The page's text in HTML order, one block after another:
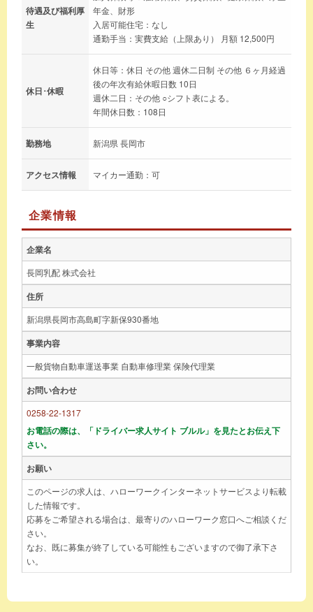
待遇及び福利厚
生
年金、財形
入居可能住宅：なし
通勤手当：実費支給（上限あり） 月額 12,500円
休日･休暇
休日等：休日 その他 週休二日制 その他 ６ヶ月経過
後の年次有給休暇日数 10日
週休二日：その他 ○シフト表による。
年間休日数：108日
勤務地 新潟県 長岡市
アクセス情報 マイカー通勤：可
企業情報
企業名
長岡乳配 株式会社
住所
新潟県長岡市高島町字新保930番地
事業内容
一般貨物自動車運送事業 自動車修理業 保険代理業
お問い合わせ
0258-22-1317
お電話の際は、「ドライバー求人サイト ブルル」を見たとお伝え下
さい。
お願い
このページの求人は、ハローワークインターネットサービスより転載
した情報です。
応募をご希望される場合は、最寄りのハローワーク窓口へご相談くだ
さい。
なお、既に募集が終了している可能性もございますので御了承下さ
い。